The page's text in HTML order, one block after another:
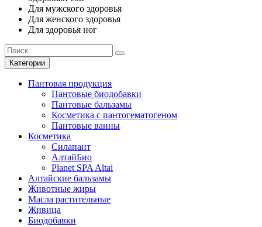
Для мужского здоровья
Для женского здоровья
Для здоровья ног
Категории
Пантовая продукция
Пантовые биодобавки
Пантовые бальзамы
Косметика с пантогематогеном
Пантовые ванны
Косметика
Силапант
АлтайБио
Planet SPA Altai
Алтайские бальзамы
Животные жиры
Масла растительные
Живица
Биодобавки